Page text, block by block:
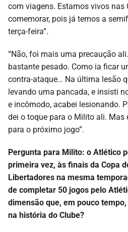
com viagens. Estamos vivos nas
comemorar, pois já temos a
terça-feira”.
“Não, foi mais uma precaução
bastante pesado. Como ia ficar
contra-ataque… Na última lesão
levando uma pancada, e insisti
e incômodo, acabei lesionando.
dei o toque para o Milito ali. Mas
para o próximo jogo”.
Pergunta para Milito: o Atlético
primeira vez, às finais da Copa
Libertadores na mesma
de completar 50 jogos pelo
dimensão que, em pouco
na história do Clube?